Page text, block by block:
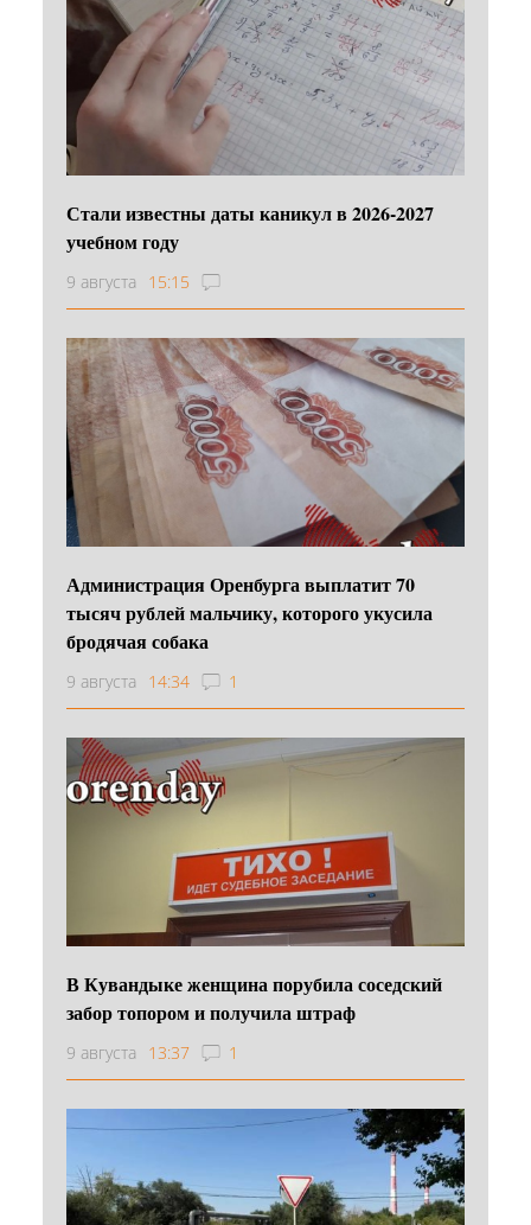
Стали известны даты каникул в 2026-2027
учебном году
9 августа 15:15
Администрация Оренбурга выплатит 70
тысяч рублей мальчику, которого укусила
бродячая собака
9 августа 14:34 1
В Кувандыке женщина порубила соседский
забор топором и получила штраф
9 августа 13:37 1